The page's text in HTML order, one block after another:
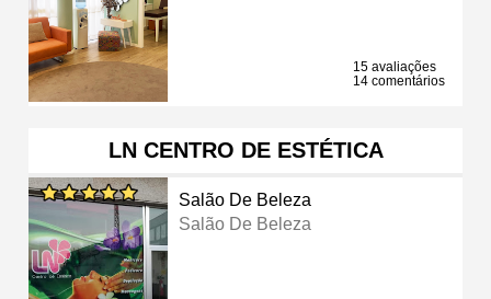
15 avaliações
14 comentários
LN CENTRO DE ESTÉTICA
Salão De Beleza
Salão De Beleza